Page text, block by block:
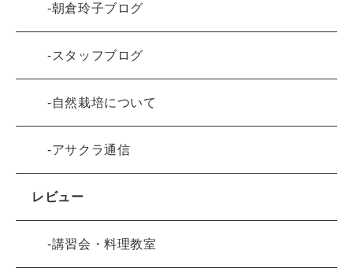
朝倉玲子ブログ
スタッフブログ
自然栽培について
アサクラ通信
レビュー
講習会・料理教室